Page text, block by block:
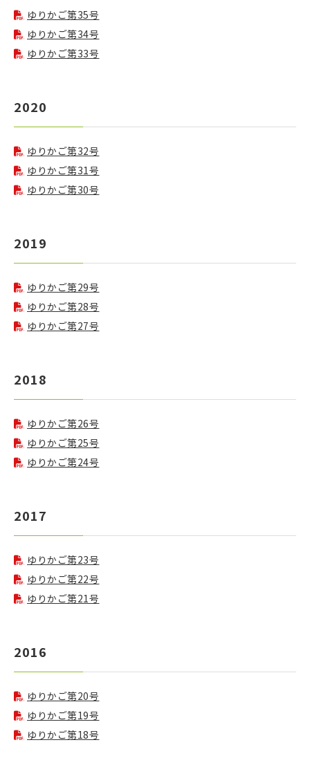
ゆりかご第35号
ゆりかご第34号
ゆりかご第33号
2020
ゆりかご第32号
ゆりかご第31号
ゆりかご第30号
2019
ゆりかご第29号
ゆりかご第28号
ゆりかご第27号
2018
ゆりかご第26号
ゆりかご第25号
ゆりかご第24号
2017
ゆりかご第23号
ゆりかご第22号
ゆりかご第21号
2016
ゆりかご第20号
ゆりかご第19号
ゆりかご第18号